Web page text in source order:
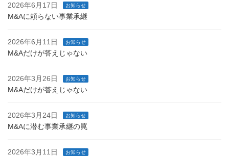
2026年6月17日 お知らせ
M&Aに頼らない事業承継
2026年6月11日 お知らせ
M&Aだけが答えじゃない
2026年3月26日 お知らせ
M&Aだけが答えじゃない
2026年3月24日 お知らせ
M&Aに潜む事業承継の罠
2026年3月11日 お知らせ